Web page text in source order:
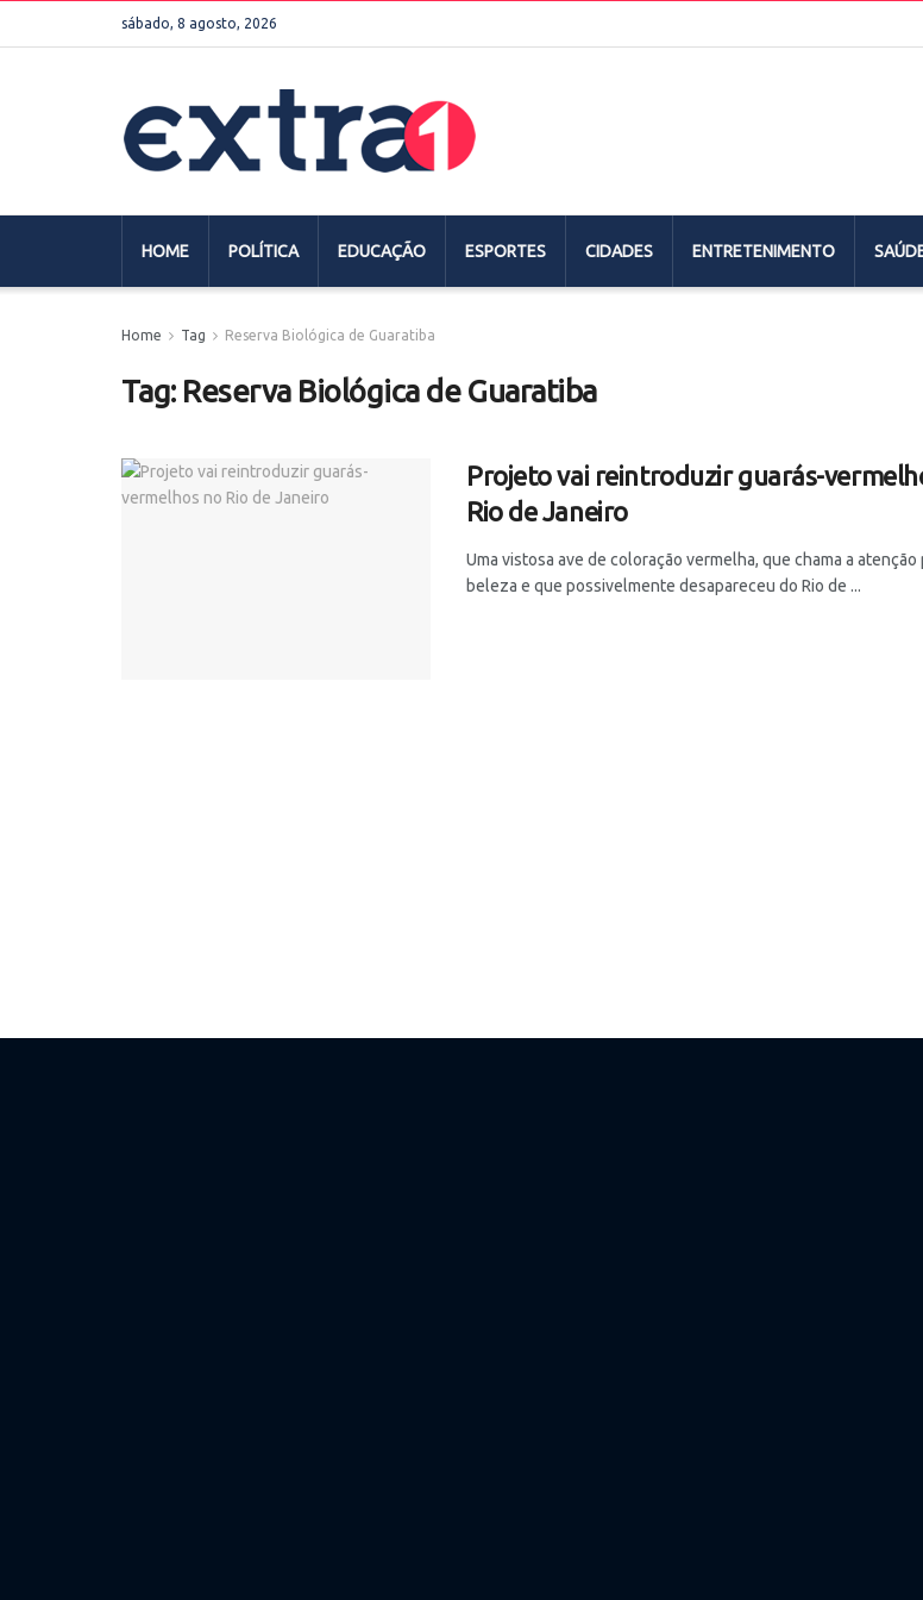
sábado, 8 agosto, 2026
HOME POLÍTICA EDUCAÇÃO ESPORTES CIDADES ENTRETENIMENTO
Home Tag Reserva Biológica de Guaratiba
Tag: Reserva Biológica de Guaratiba
Projeto vai reintroduzir guarás-
Rio de Janeiro
Uma vistosa ave de coloração vermelha, que chama a atenção
beleza e que possivelmente desapareceu do Rio de ...